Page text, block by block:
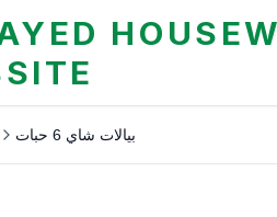
بيالات شاي 6 حبات